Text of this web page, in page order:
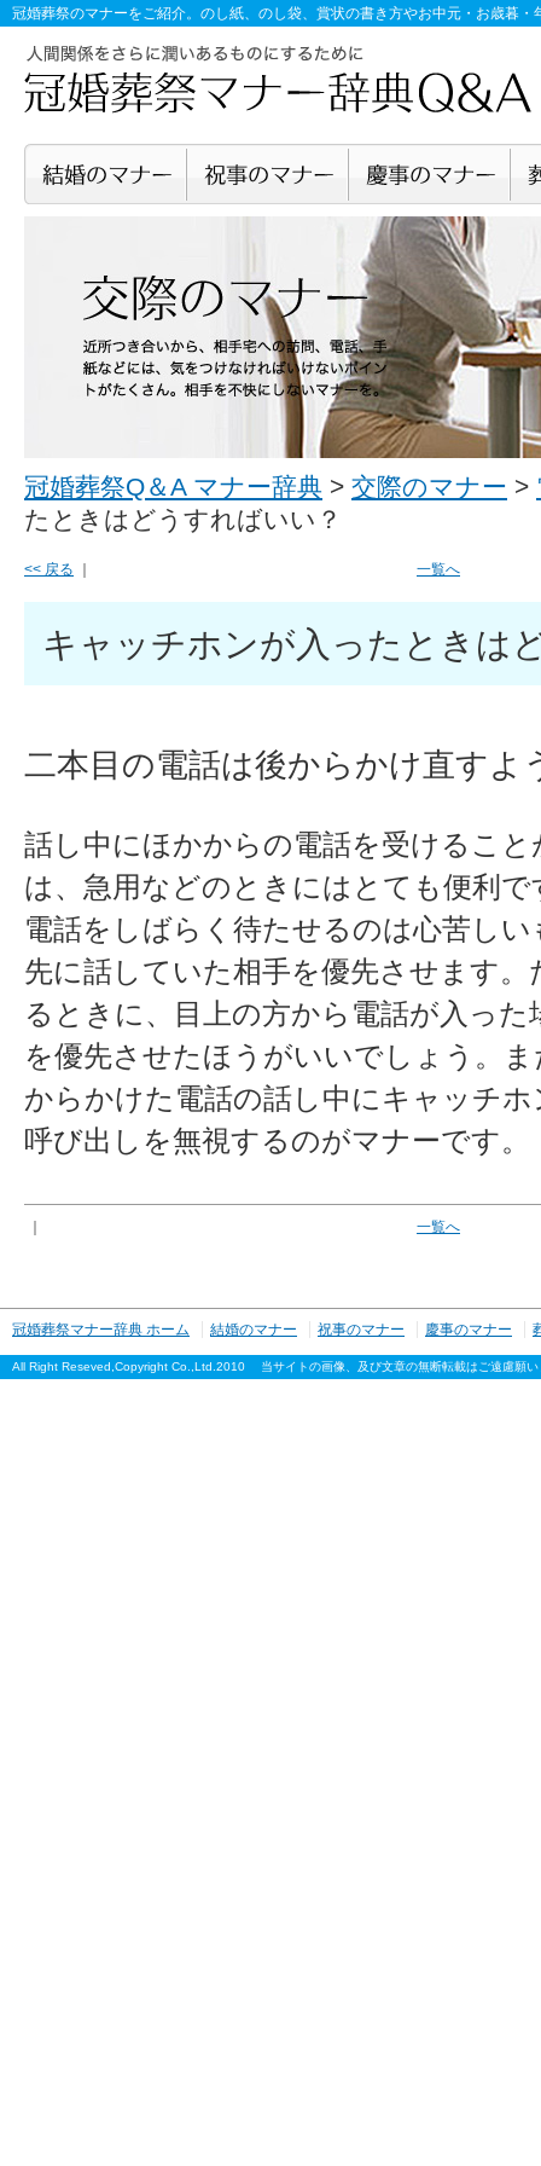
冠婚葬祭のマナーをご紹介。のし紙、のし袋、賞状の書き方やお中元・お歳暮
冠婚葬祭Q＆A マナー辞典 > 交際のマナー >
たときはどうすればいい？
<< 戻る ｜ 一覧へ
キャッチホンが入ったときは
二本目の電話は後からかけ直すよ
話し中にほかからの電話を受けるこ
は、急用などのときにはとても便利
電話をしばらく待たせるのは心苦し
先に話していた相手を優先させます
るときに、目上の方から電話が入っ
を優先させたほうがいいでしょう。
からかけた電話の話し中にキャッチ
呼び出しを無視するのがマナーです。
｜ 一覧へ
冠婚葬祭マナー辞典 ホーム 結婚のマナー 祝事のマナー 慶事のマナー
All Right Reseved,Copyright Co.,Ltd.2010 当サイトの画像、及び文章の無断転載はご遠慮願い